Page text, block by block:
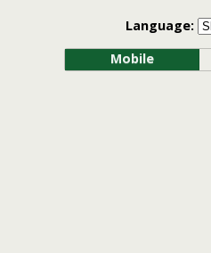
Language:
Mobile